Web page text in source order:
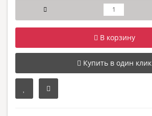
В корзину
Купить в один клик